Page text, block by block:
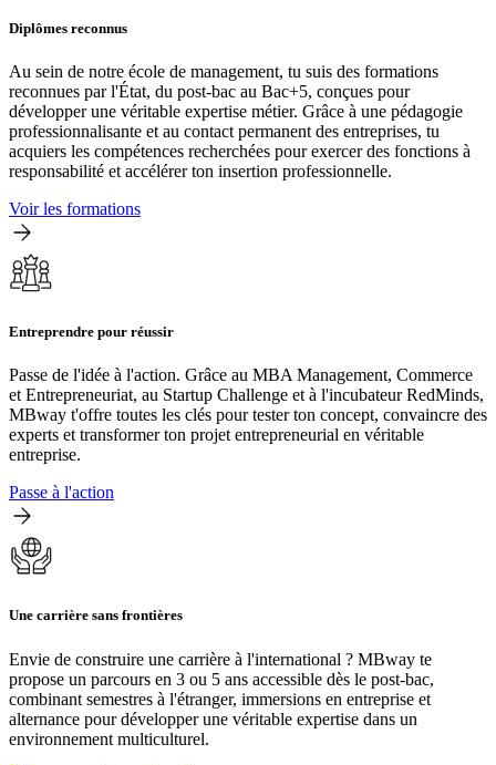
Diplômes reconnus
Au sein de notre école de management, tu suis des formations
reconnues par l'État, du post-bac au Bac+5, conçues pour
développer une véritable expertise métier. Grâce à une pédagogie
professionnalisante et au contact permanent des entreprises, tu
acquiers les compétences recherchées pour exercer des fonctions à
responsabilité et accélérer ton insertion professionnelle.
Voir les formations
Entreprendre pour réussir
Passe de l'idée à l'action. Grâce au MBA Management, Commerce
et Entrepreneuriat, au Startup Challenge et à l'incubateur RedMinds,
MBway t'offre toutes les clés pour tester ton concept, convaincre des
experts et transformer ton projet entrepreneurial en véritable
entreprise.
Passe à l'action
Une carrière sans frontières
Envie de construire une carrière à l'international ? MBway te
propose un parcours en 3 ou 5 ans accessible dès le post-bac,
combinant semestres à l'étranger, immersions en entreprise et
alternance pour développer une véritable expertise dans un
environnement multiculturel.